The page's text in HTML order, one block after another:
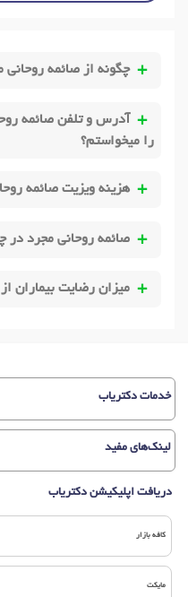
چگونه از صائمه روحانی
آدرس و تلفن صائمه
را میخواستم؟
هزینه ویزیت صائمه
صائمه روحانی مجرد در
میزان رضایت بیماران
خدمات دکتریاب
لینک‌های مفید
دریافت اپلیکیشن دکتریاب
کافه بازار
مایکت